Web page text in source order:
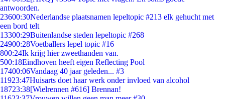
antwoorden.
23600:30Nederlandse plaatsnamen lepeltopic #213 elk gehucht met
een bord telt
13300:29Buitenlandse steden lepeltopic #268
24900:28Voetballers lepel topic #16
800:24Ik krijg hier zweethanden van.
500:18Eindhoven heeft eigen Reflecting Pool
17400:06Vandaag 40 jaar geleden... #3
11923:47Huisarts doet haar werk onder invloed van alcohol
18723:38[Wielrennen #616] Brennan!